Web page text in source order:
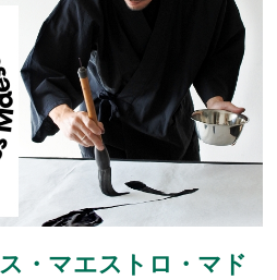
・マエストロ・マド